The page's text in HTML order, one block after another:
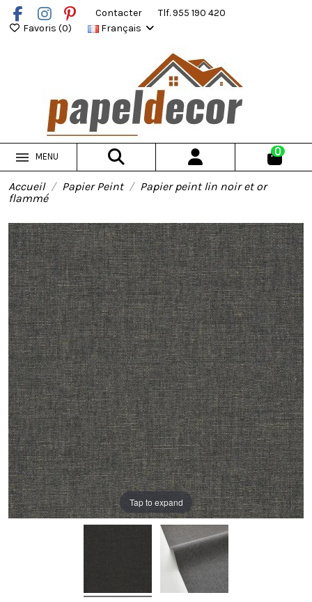
Contacter
Tlf. 955 190 420
Favoris (0) Français
MENU 0
Accueil Papier Peint
Papier peint lin noir et or
flammé
Tap to expand